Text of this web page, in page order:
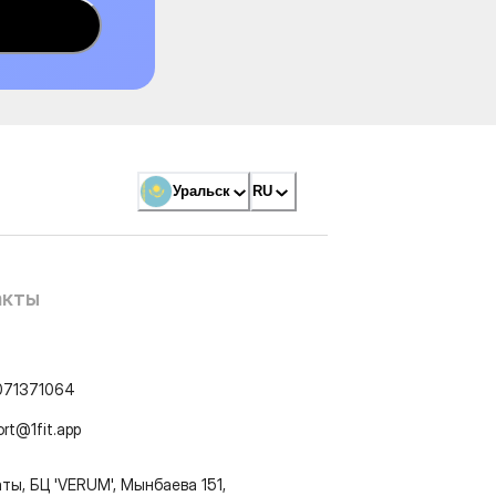
Уральск RU
БЦ 'VERUM', Мынбаева 151,